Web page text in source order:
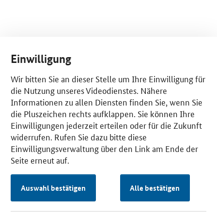
Einwilligung
Wir bitten Sie an dieser Stelle um Ihre Einwilligung für
die Nutzung unseres Videodienstes. Nähere
Informationen zu allen Diensten finden Sie, wenn Sie
die Pluszeichen rechts aufklappen. Sie können Ihre
Einwilligungen jederzeit erteilen oder für die Zukunft
widerrufen. Rufen Sie dazu bitte diese
Einwilligungsverwaltung über den Link am Ende der
Seite erneut auf.
Auswahl bestätigen Alle bestätigen